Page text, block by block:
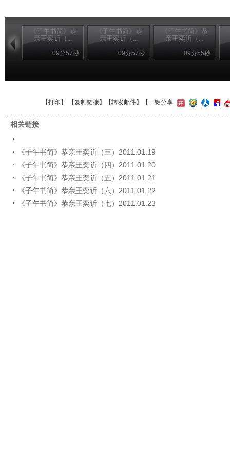
《子午书简》恭
亲王奕䜣（...
09分57秒
《子午书简》恭
亲王奕䜣（...
09分57秒
《子午书简》恭
亲王奕䜣（...
09分55秒
【打印 】 【复制链接】【转发邮件】 【一键分享
相关链接
《子午书简》恭亲王奕䜣（三）2011.01.19
《子午书简》恭亲王奕䜣（四）2011.01.20
《子午书简》恭亲王奕䜣（五）2011.01.21
《子午书简》恭亲王奕䜣（六）2011.01.22
《子午书简》恭亲王奕䜣（七）2011.01.23